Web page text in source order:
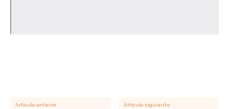
Artículo anterior Artículo siguiente